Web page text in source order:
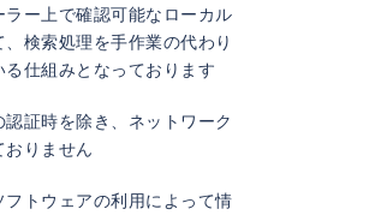
ラー上で確認可能なローカル
検索処理を手作業の代わり
仕組みとなっております
証時を除き、ネットワーク
おりません
トウェアの利用によって情